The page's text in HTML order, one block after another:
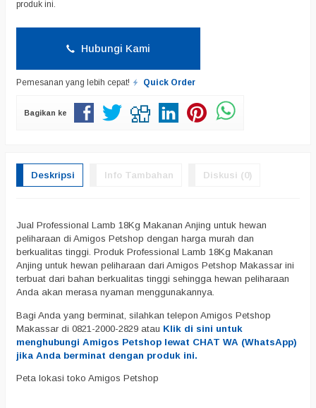
produk ini.
Hubungi Kami
Pemesanan yang lebih cepat! Quick Order
Bagikan ke
Deskripsi Info Tambahan Diskusi (0)
Jual Professional Lamb 18Kg Makanan Anjing untuk hewan
peliharaan di Amigos Petshop dengan harga murah dan
berkualitas tinggi. Produk Professional Lamb 18Kg Makanan
Anjing untuk hewan peliharaan dari Amigos Petshop Makassar ini
terbuat dari bahan berkualitas tinggi sehingga hewan peliharaan
Anda akan merasa nyaman menggunakannya.
Bagi Anda yang berminat, silahkan telepon Amigos Petshop
Makassar di 0821-2000-2829 atau Klik di sini untuk
menghubungi Amigos Petshop lewat CHAT WA (WhatsApp)
jika Anda berminat dengan produk ini.
Peta lokasi toko Amigos Petshop